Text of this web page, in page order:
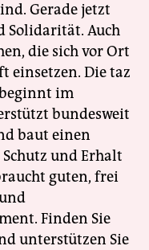
Gerade jetzt
Solidarität. Auch
die sich vor Ort
einsetzen. Die taz
im
bundesweit
baut einen
und Erhalt
guten, frei
Finden Sie
unterstützen Sie